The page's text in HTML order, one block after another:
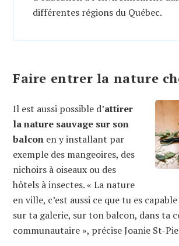
différentes régions du Québec.
Faire entrer la nature
Il est aussi possible d’attirer
la nature sauvage sur son
balcon en y installant par
exemple des mangeoires, des
nichoirs à oiseaux ou des
hôtels à insectes. « La nature
en ville, c’est aussi ce que tu es
sur ta galerie, sur ton balcon, dans ta
communautaire », précise Joanie St-